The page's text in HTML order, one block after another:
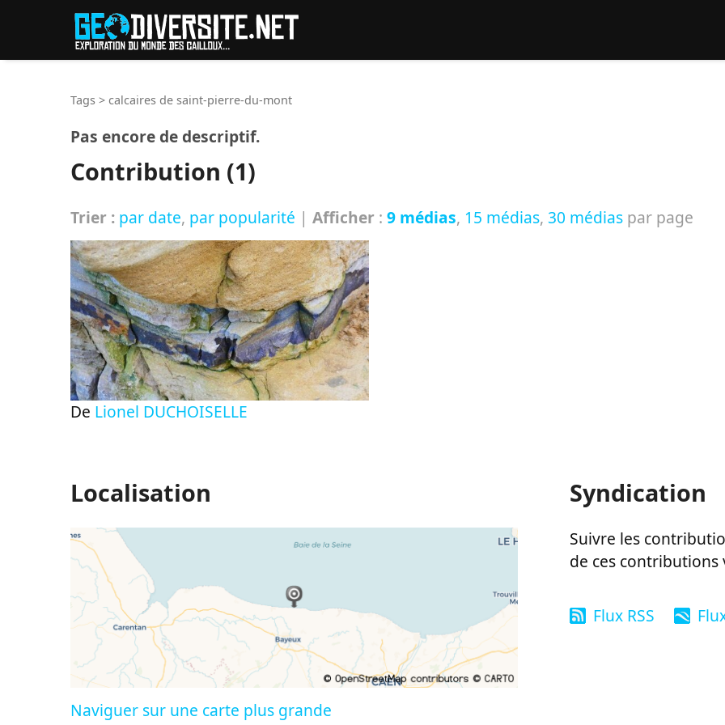
Tags > calcaires de saint-pierre-du-mont
Pas encore de descriptif.
Contribution (1)
Trier : par date, par popularité | Afficher : 9 médias, 15 médias, 30 médias par page
De Lionel DUCHOISELLE
Localisation
Naviguer sur une carte plus grande
Syndication
Suivre les
de ces
Flux RSS